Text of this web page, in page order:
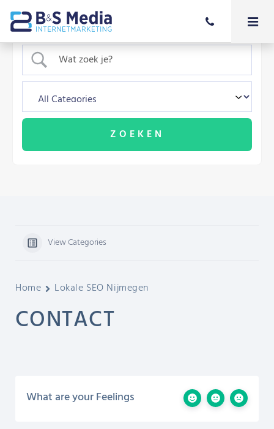
View Categories
Home Lokale SEO Nijmegen
CONTACT
What are your Feelings